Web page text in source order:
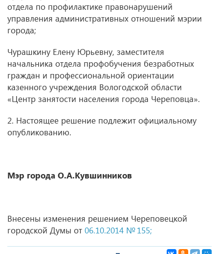
отдела по профилактике правонарушений
управления административных отношений мэрии
города;
Чурашкину Елену Юрьевну, заместителя
начальника отдела профобучения безработных
граждан и профессиональной ориентации
казенного учреждения Вологодской области
«Центр занятости населения города Череповца».
2. Настоящее решение подлежит официальному
опубликованию.
Мэр города О.А.Кувшинников
Внесены изменения решением Череповецкой
городской Думы от 06.10.2014 № 155;